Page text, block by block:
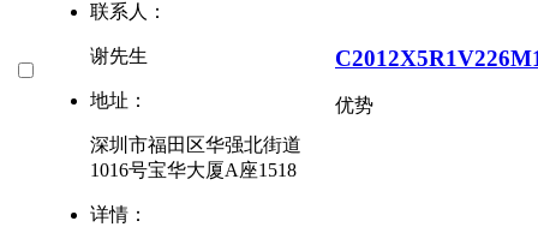
联系人：
谢先生
地址：
深圳市福田区华强北街道
1016号宝华大厦A座1518
详情：
优势